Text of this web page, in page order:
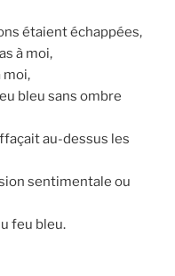
étaient échappées,
à moi,
moi,
bleu sans ombre
au-dessus les
sentimentale ou
feu bleu.